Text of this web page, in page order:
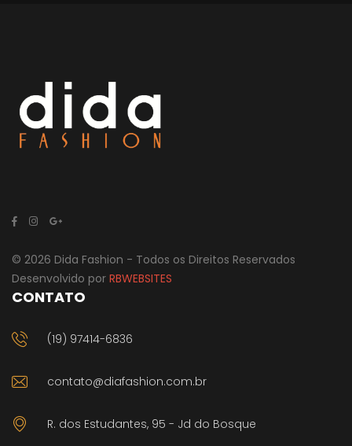
© 2026 Dida Fashion - Todos os Direitos Reservados
Desenvolvido por RBWEBSITES
CONTATO
(19) 97414-6836
contato@diafashion.com.br
R. dos Estudantes, 95 - Jd do Bosque